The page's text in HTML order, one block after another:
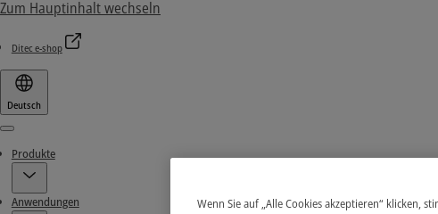
Zum Hauptinhalt wechseln
Ditec e-shop
Deutsch
Menu
Produkte
Anwendungen
Wenn Sie auf „Alle Cookies akzeptieren“ klicken,